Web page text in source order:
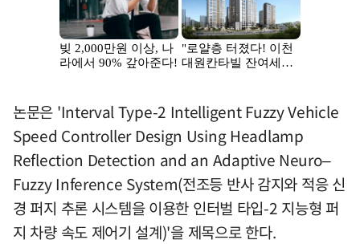
논문은 'Interval Type-2 Intelligent Fuzzy Vehicle
Speed Controller Design Using Headlamp
Reflection Detection and an Adaptive Neuro–
Fuzzy Inference System(전조등 반사 감지와 적응 신
경 퍼지 추론 시스템을 이용한 인터벌 타입-2 지능형 퍼
지 차량 속도 제어기 설계)'을 제목으로 한다.